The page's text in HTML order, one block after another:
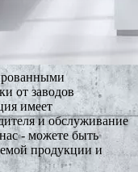
от заводов
имеет
и обслуживание
- можете быть
продукции и